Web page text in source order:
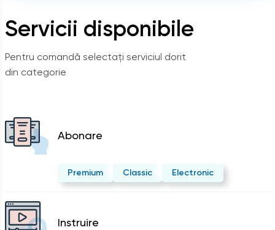
Servicii disponibile
Pentru comandă selectați serviciul dorit
din categorie
Abonare
Premium Classic Electronic
Instruire